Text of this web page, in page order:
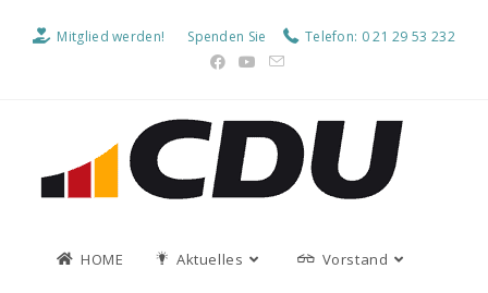
Mitglied werden! Spenden Sie Telefon: 0 21 29 53 232
HOME Aktuelles Vorstand